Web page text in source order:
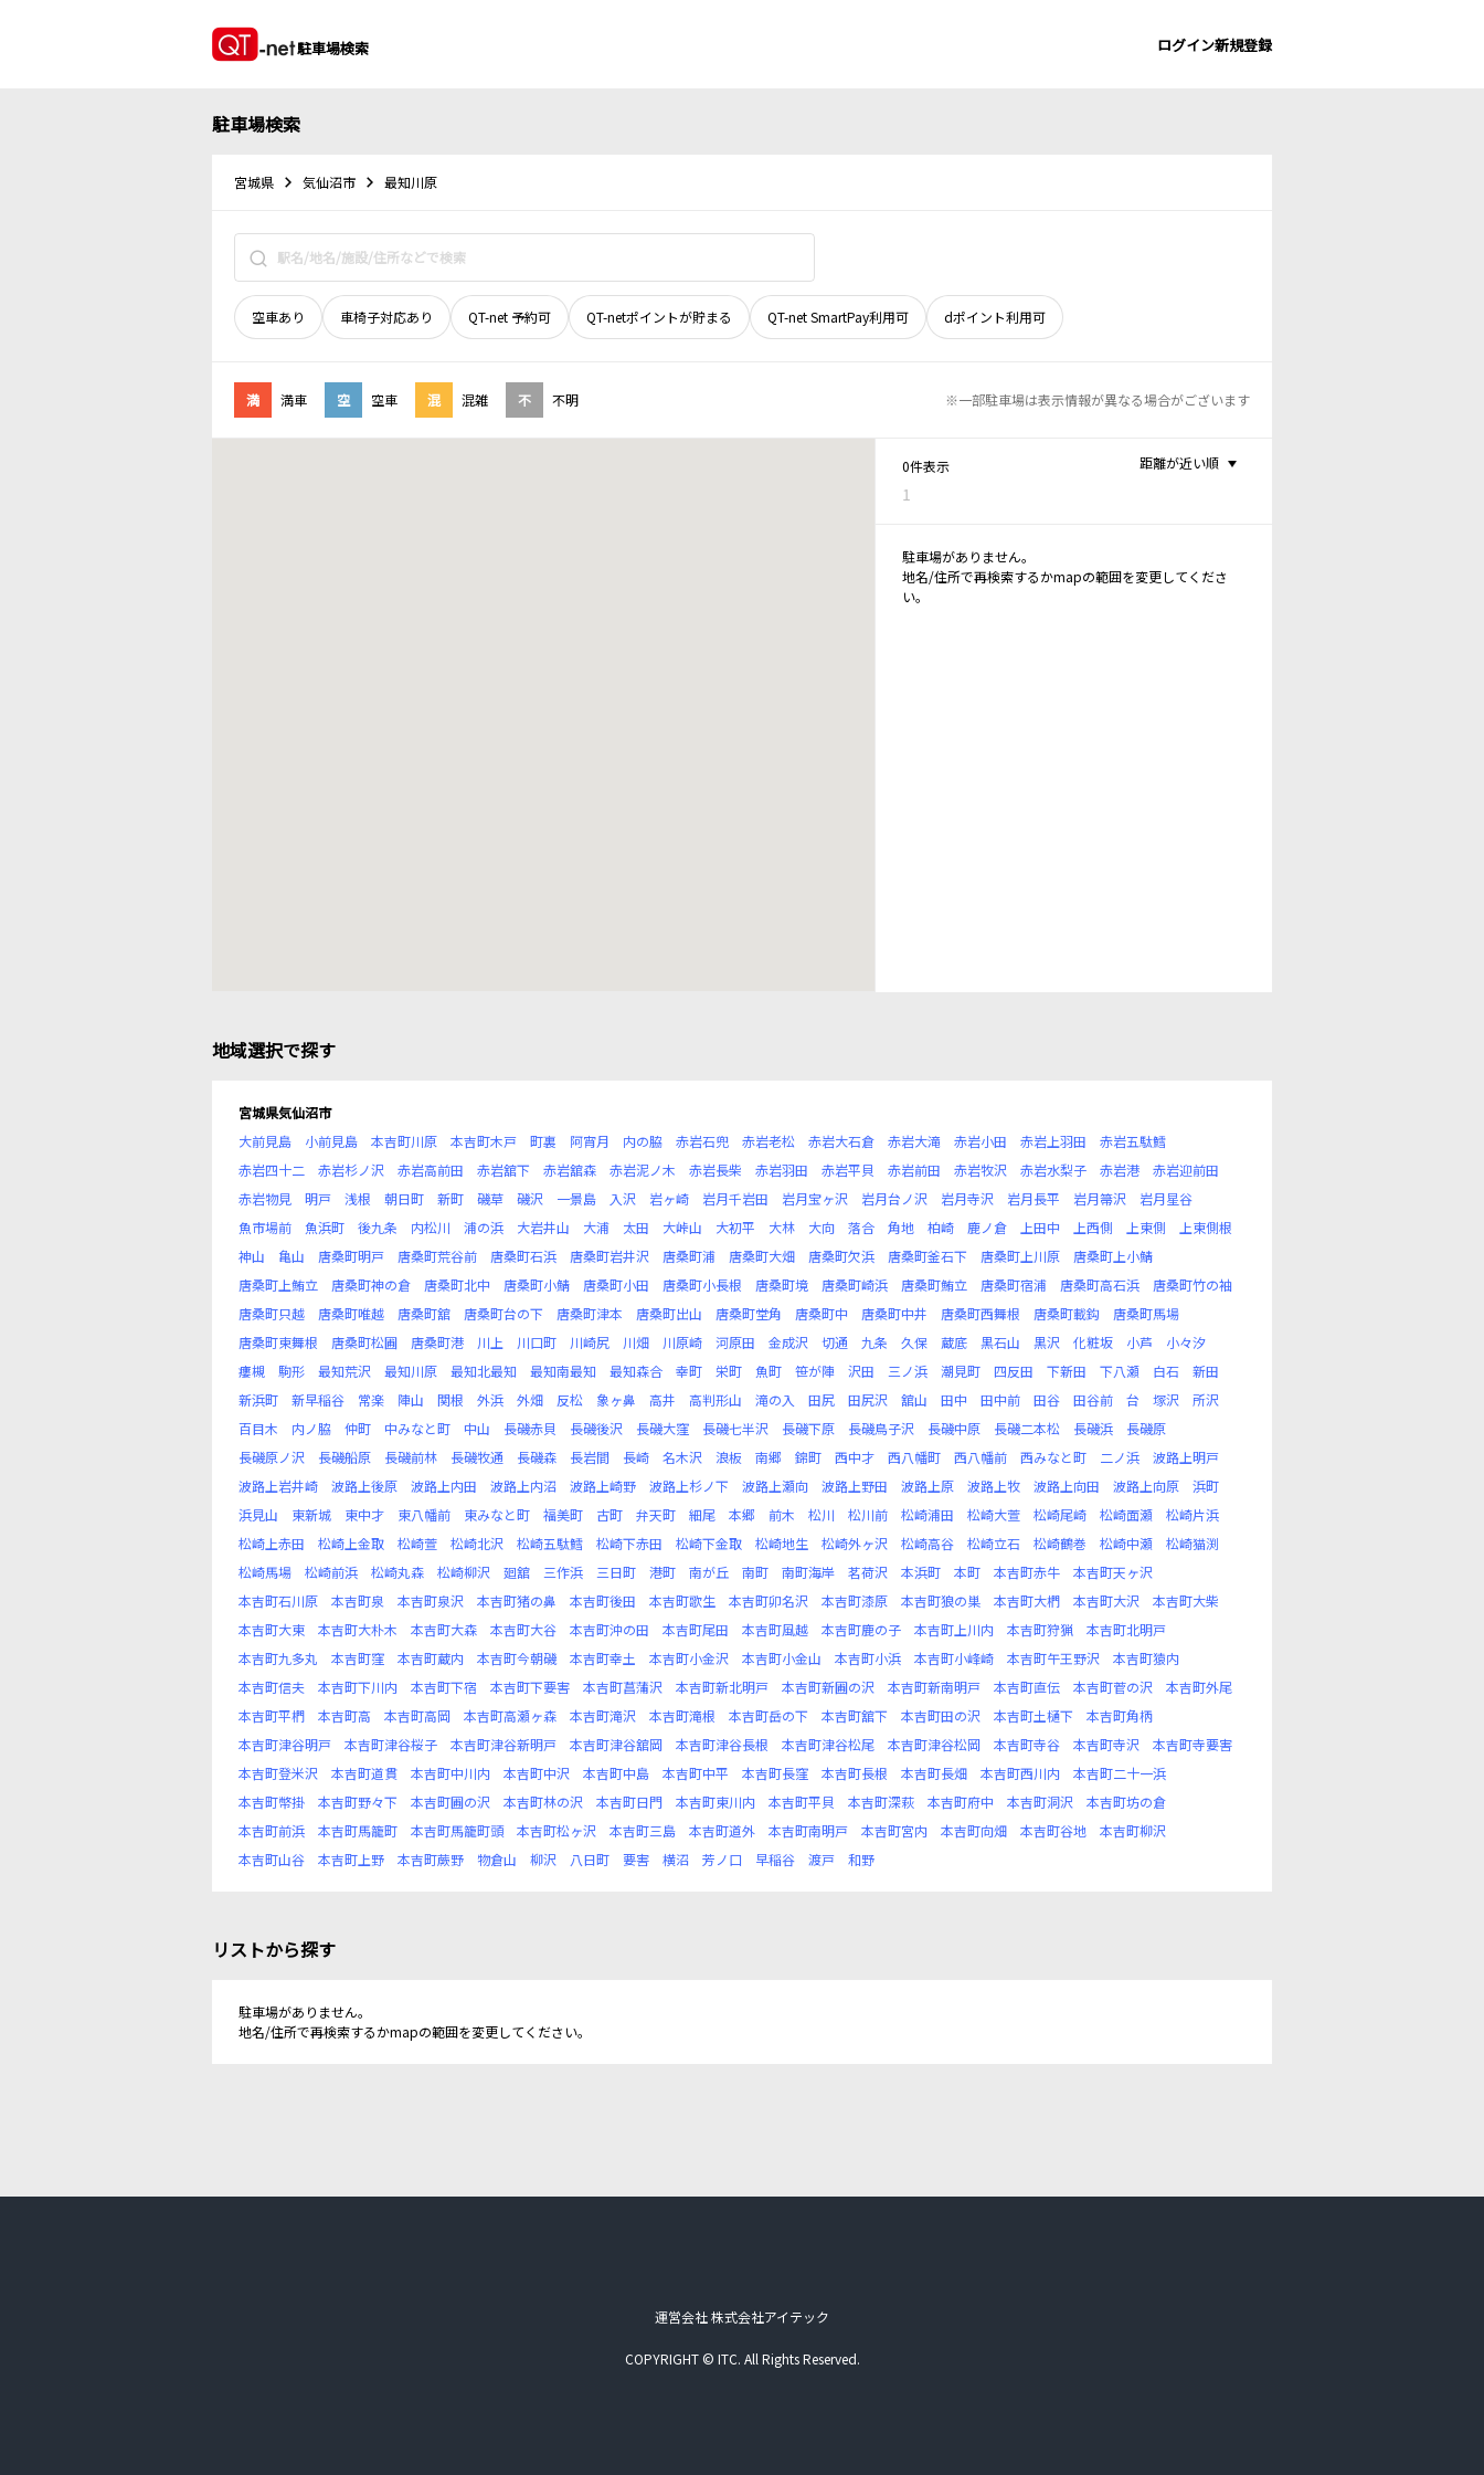
駐車場検索 ログイン新規登録
駐車場検索
宮城県 気仙沼市 最知川原
空車あり 車椅子対応あり QT-net 予約可 QT-netポイントが貯まる QT-net SmartPay利用可 dポイント利用可
満 満車 空 空車 混 混雑 不 不明 ※一部駐車場は表示情報が異なる場合がございます
0件表示
1
距離が近い順
駐車場がありません。
地名/住所で再検索するかmapの範囲を変更してくださ
い。
地域選択で探す
宮城県気仙沼市
大前見島
小前見島 本吉町川原 本吉町木戸 町裏 阿宵月 内の脇 赤岩石兜 赤岩老松 赤岩大石倉 赤岩大滝 赤岩小田 赤岩上羽田
赤岩五駄鱈
赤岩四十二
赤岩杉ノ沢 赤岩高前田 赤岩舘下 赤岩舘森 赤岩泥ノ木 赤岩長柴 赤岩羽田 赤岩平貝 赤岩前田 赤岩牧沢 赤岩水梨子 赤岩港
赤岩迎前田
赤岩物見
明戸 浅根 朝日町 新町 磯草 磯沢 一景島 入沢 岩ヶ崎 岩月千岩田 岩月宝ヶ沢 岩月台ノ沢 岩月寺沢 岩月長平 岩月箒沢
岩月星谷
魚市場前
魚浜町 後九条 内松川 浦の浜 大岩井山 大浦 太田 大峠山 大初平 大林 大向 落合 角地 柏崎 鹿ノ倉 上田中 上西側 上東側
上東側根
神山
亀山 唐桑町明戸 唐桑町荒谷前 唐桑町石浜 唐桑町岩井沢 唐桑町浦 唐桑町大畑 唐桑町欠浜 唐桑町釜石下 唐桑町上川原
唐桑町上小鯖
唐桑町上鮪立
唐桑町神の倉 唐桑町北中 唐桑町小鯖 唐桑町小田 唐桑町小長根 唐桑町境 唐桑町崎浜 唐桑町鮪立 唐桑町宿浦 唐桑町高石浜
唐桑町竹の袖
唐桑町只越
唐桑町唯越 唐桑町舘 唐桑町台の下 唐桑町津本 唐桑町出山 唐桑町堂角 唐桑町中 唐桑町中井 唐桑町西舞根 唐桑町載鈎
唐桑町馬場
唐桑町東舞根
唐桑町松圃 唐桑町港 川上 川口町 川崎尻 川畑 川原崎 河原田 金成沢 切通 九条 久保 蔵底 黒石山 黒沢 化粧坂 小芦
小々汐
瘻槻
駒形 最知荒沢 最知川原 最知北最知 最知南最知 最知森合 幸町 栄町 魚町 笹が陣 沢田 三ノ浜 潮見町 四反田 下新田 下八瀬 白石
新田
新浜町
新早稲谷 常楽 陣山 関根 外浜 外畑 反松 象ヶ鼻 高井 高判形山 滝の入 田尻 田尻沢 舘山 田中 田中前 田谷 田谷前 台 塚沢
所沢
百目木
内ノ脇 仲町 中みなと町 中山 長磯赤貝 長磯後沢 長磯大窪 長磯七半沢 長磯下原 長磯鳥子沢 長磯中原 長磯二本松 長磯浜
長磯原
長磯原ノ沢
長磯船原 長磯前林 長磯牧通 長磯森 長岩間 長崎 名木沢 浪板 南郷 錦町 西中才 西八幡町 西八幡前 西みなと町 二ノ浜
波路上明戸
波路上岩井崎
波路上後原 波路上内田 波路上内沼 波路上崎野 波路上杉ノ下 波路上瀬向 波路上野田 波路上原 波路上牧 波路上向田 波路上向原
浜町
浜見山
東新城 東中才 東八幡前 東みなと町 福美町 古町 弁天町 細尾 本郷 前木 松川 松川前 松崎浦田 松崎大萱 松崎尾崎 松崎面瀬
松崎片浜
松崎上赤田
松崎上金取 松崎萱 松崎北沢 松崎五駄鱈 松崎下赤田 松崎下金取 松崎地生 松崎外ヶ沢 松崎高谷 松崎立石 松崎鶴巻 松崎中瀬
松崎猫渕
松崎馬場
松崎前浜 松崎丸森 松崎柳沢 廻舘 三作浜 三日町 港町 南が丘 南町 南町海岸 茗荷沢 本浜町 本町 本吉町赤牛
本吉町天ヶ沢
本吉町石川原
本吉町泉 本吉町泉沢 本吉町猪の鼻 本吉町後田 本吉町歌生 本吉町卯名沢 本吉町漆原 本吉町狼の巣 本吉町大椚 本吉町大沢
本吉町大柴
本吉町大東
本吉町大朴木 本吉町大森 本吉町大谷 本吉町沖の田 本吉町尾田 本吉町風越 本吉町鹿の子 本吉町上川内 本吉町狩猟
本吉町北明戸
本吉町九多丸
本吉町窪 本吉町蔵内 本吉町今朝磯 本吉町幸土 本吉町小金沢 本吉町小金山 本吉町小浜 本吉町小峰崎 本吉町午王野沢
本吉町猿内
本吉町信夫
本吉町下川内 本吉町下宿 本吉町下要害 本吉町菖蒲沢 本吉町新北明戸 本吉町新圃の沢 本吉町新南明戸 本吉町直伝 本吉町菅の沢
本吉町外尾
本吉町平椚
本吉町高 本吉町高岡 本吉町高瀬ヶ森 本吉町滝沢 本吉町滝根 本吉町岳の下 本吉町舘下 本吉町田の沢 本吉町土樋下
本吉町角柄
本吉町津谷明戸
本吉町津谷桜子 本吉町津谷新明戸 本吉町津谷舘岡 本吉町津谷長根 本吉町津谷松尾 本吉町津谷松岡 本吉町寺谷 本吉町寺沢
本吉町寺要害
本吉町登米沢
本吉町道貫 本吉町中川内 本吉町中沢 本吉町中島 本吉町中平 本吉町長窪 本吉町長根 本吉町長畑 本吉町西川内
本吉町二十一浜
本吉町幣掛
本吉町野々下 本吉町圃の沢 本吉町林の沢 本吉町日門 本吉町東川内 本吉町平貝 本吉町深萩 本吉町府中 本吉町洞沢
本吉町坊の倉
本吉町前浜
本吉町馬籠町 本吉町馬籠町頭 本吉町松ヶ沢 本吉町三島 本吉町道外 本吉町南明戸 本吉町宮内 本吉町向畑 本吉町谷地
本吉町柳沢
本吉町山谷
本吉町上野 本吉町蕨野 物倉山 柳沢 八日町 要害 横沼 芳ノ口 早稲谷 渡戸 和野
リストから探す
駐車場がありません。
地名/住所で再検索するかmapの範囲を変更してください。
運営会社 株式会社アイテック
COPYRIGHT © ITC. All Rights Reserved.